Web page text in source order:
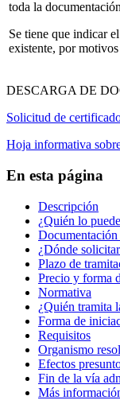
toda la
Se tiene que indicar
existente, por
DESCARGA DE
Solicitud de
Hoja informativa
En esta página
Descripción
¿Quién lo
Documentación
¿Dónde
Plazo de
Precio y forma
Normativa
¿Quién tramita
Forma de
Requisitos
Organismo
Efectos
Fin de la vía
Más